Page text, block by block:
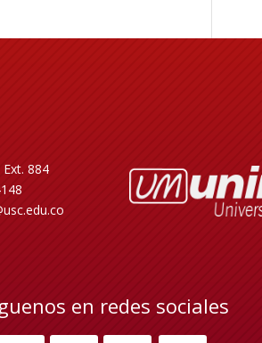
884
en redes sociales